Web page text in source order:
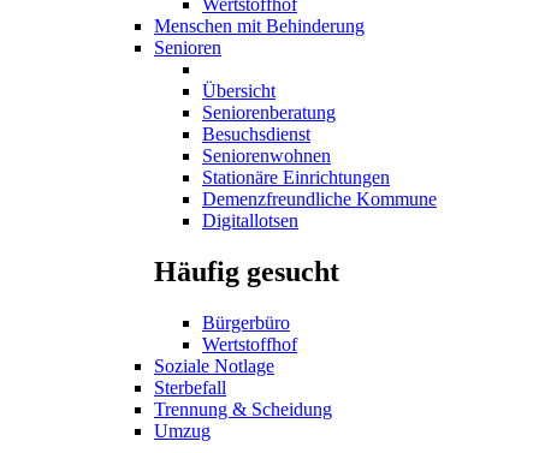
Wertstoffhof
Menschen mit Behinderung
Senioren
Übersicht
Seniorenberatung
Besuchsdienst
Seniorenwohnen
Stationäre Einrichtungen
Demenzfreundliche Kommune
Digitallotsen
Häufig gesucht
Bürgerbüro
Wertstoffhof
Soziale Notlage
Sterbefall
Trennung & Scheidung
Umzug